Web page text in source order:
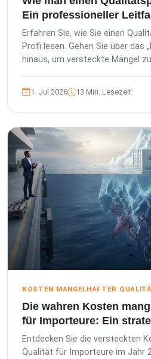
Ein professioneller
Importeure
Erfahren Sie, wie Sie einen
Profi lesen. Gehen Sie über das
hinaus, um versteckte Mängel
1. Jul 2026 13 Min. Lesezeit
KOSTEN MANGELHAFTER
Die wahren Kosten
für Importeure: Ein
für 2026
Entdecken Sie die versteckten
Qualität für Importeure im Jahr